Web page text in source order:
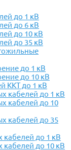
до 1 кВ
до 6 кВ
до 10 кВ
до 35 кВ
до 1 кВ
до 10 кВ
ККТ до 1 кВ
кабелей до 1 кВ
кабелей до 10
кабелей до 35
до 1 кВ
до 10 кВ